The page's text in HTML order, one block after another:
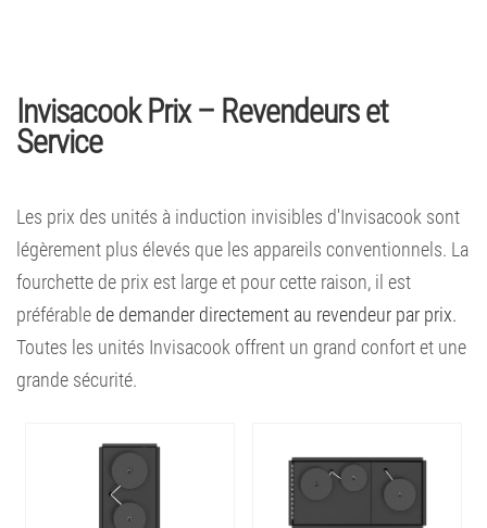
Invisacook Prix – Revendeurs et
Service
Les prix des unités à induction invisibles d'Invisacook sont
légèrement plus élevés que les appareils conventionnels. La
fourchette de prix est large et pour cette raison, il est
préférable de demander directement au revendeur par prix.
Toutes les unités Invisacook offrent un grand confort et une
grande sécurité.